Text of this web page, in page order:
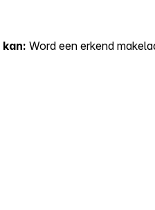
Word een erkend